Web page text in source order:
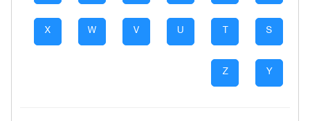
S
T
U
V
W
X
Y
Z